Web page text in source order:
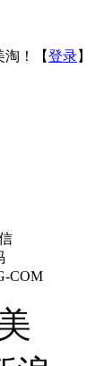
淘！【登录】
COM